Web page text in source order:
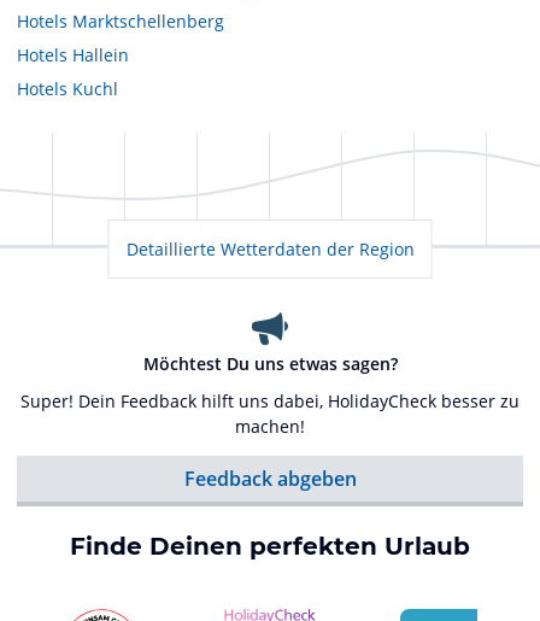
Hotels Marktschellenberg
Hotels Hallein
Hotels Kuchl
Detaillierte Wetterdaten der Region
Möchtest Du uns etwas sagen?
Super! Dein Feedback hilft uns dabei, HolidayCheck besser zu
machen!
Feedback abgeben
Finde Deinen perfekten Urlaub